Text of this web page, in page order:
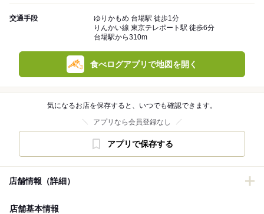
交通手段
ゆりかもめ 台場駅 徒歩1分
りんかい線 東京テレポート駅 徒歩6分
台場駅から310m
食べログアプリで地図を開く
気になるお店を保存すると、いつでも確認できます。
アプリなら会員登録なし
アプリで保存する
店舗情報（詳細）
店舗基本情報